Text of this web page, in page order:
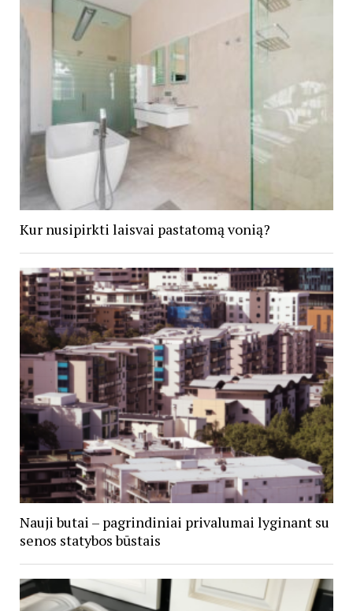
Kur nusipirkti laisvai pastatomą vonią?
Nauji butai – pagrindiniai privalumai lyginant su
senos statybos būstais